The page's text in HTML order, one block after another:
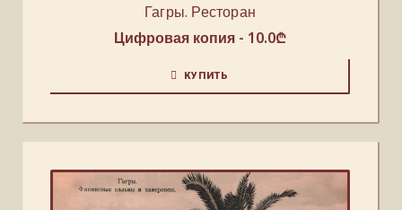
Гагры. Ресторан
Цифровая копия - 10.0₾
КУПИТЬ